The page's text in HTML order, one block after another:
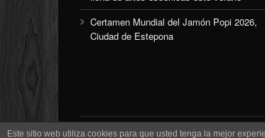
Certamen Mundial del Jamón Popi 2026,
Ciudad de Estepona
Este sitio web utiliza cookies para que usted tenga la mejor